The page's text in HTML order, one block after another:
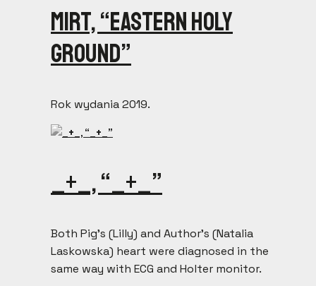
Mirt, “Eastern Holy
Ground”
Rok wydania 2019.
_+_, “_+_”
Both Pig’s (Lilly) and Author’s (Natalia
Laskowska) heart were diagnosed in the
same way with ECG and Holter monitor.